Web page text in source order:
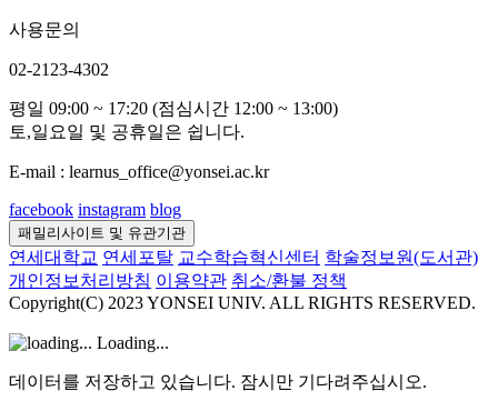
사용문의
02-2123-4302
평일 09:00 ~ 17:20 (점심시간 12:00 ~ 13:00)
토,일요일 및 공휴일은 쉽니다.
E-mail : learnus_office@yonsei.ac.kr
facebook instagram blog
패밀리사이트 및 유관기관
연세대학교 연세포탈 교수학습혁신센터 학술정보원(도서관)
개인정보처리방침 이용약관 취소/환불 정책
Copyright(C) 2023 YONSEI UNIV. ALL RIGHTS RESERVED.
Loading...
데이터를 저장하고 있습니다. 잠시만 기다려주십시오.